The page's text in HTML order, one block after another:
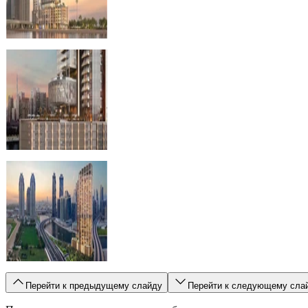
Перейти к предыдущему слайду Перейти к следующему